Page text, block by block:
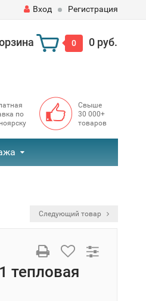
Вход Регистрация
0 0 руб.
по
Свыше
30 000+
товаров
Следующий товар
тепловая